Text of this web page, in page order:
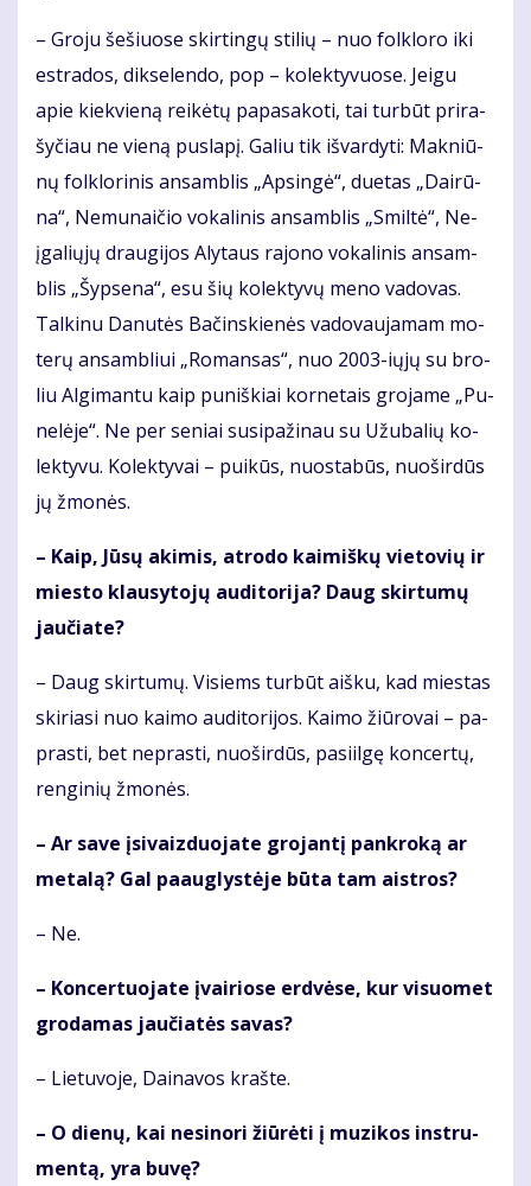
– Gro­ju še­šiuo­se skir­tin­gų sti­lių – nuo fol­klo­ro iki
est­ra­dos, dik­se­len­do, pop – ko­lek­ty­vuo­se. Jei­gu
apie kiek­vie­ną rei­kė­tų pa­pa­sa­ko­ti, tai tur­būt pri­ra­
šy­čiau ne vie­ną pus­la­pį. Ga­liu tik iš­var­dy­ti: Mak­niū­
nų fol­klo­ri­nis an­sam­blis „Ap­sin­gė“, du­e­tas „Dai­rū­
na“, Ne­mu­nai­čio vo­ka­li­nis an­sam­blis „Smil­tė“, Ne­
įga­lių­jų drau­gi­jos Aly­taus ra­jo­no vo­ka­li­nis an­sam­
blis „Šyp­se­na“, esu šių ko­lek­ty­vų me­no va­do­vas.
Tal­ki­nu Da­nu­tės Ba­čins­kie­nės va­do­vau­ja­mam mo­
te­rų an­sam­bliui „Ro­man­sas“, nuo 2003-ių­jų su bro­
liu Al­gi­man­tu kaip pu­niš­kiai kor­ne­tais gro­ja­me „Pu­
ne­lė­je“. Ne per se­niai su­si­pa­ži­nau su Užu­ba­lių ko­
lek­ty­vu. Ko­lek­ty­vai – pui­kūs, nuo­sta­būs, nuo­šir­dūs
jų žmo­nės.
– Kaip, Jū­sų aki­mis, at­ro­do kai­miš­kų vie­to­vių ir
mies­to klau­sy­to­jų au­di­to­ri­ja? Daug skir­tu­mų
jau­čia­te?
– Daug skir­tu­mų. Vi­siems tur­būt aiš­ku, kad mies­tas
ski­ria­si nuo kai­mo au­di­to­ri­jos. Kai­mo žiū­ro­vai – pa­
pras­ti, bet ne­pras­ti, nuo­šir­dūs, pa­si­il­gę kon­cer­tų,
ren­gi­nių žmo­nės.
– Ar sa­ve įsi­vaiz­duo­ja­te gro­jan­tį pan­kro­ką ar
me­ta­lą? Gal pa­aug­lys­tė­je bū­ta tam aist­ros?
– Ne.
– Kon­cer­tuo­ja­te įvai­rio­se erd­vė­se, kur vi­suo­met
gro­da­mas jau­čia­tės sa­vas?
– Lie­tu­vo­je, Dai­na­vos kraš­te.
– O die­nų, kai ne­si­no­ri žiū­rė­ti į mu­zi­kos in­stru­
men­tą, yra bu­vę?